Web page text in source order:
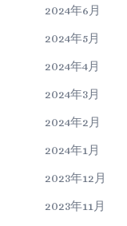
2024年6月
2024年5月
2024年4月
2024年3月
2024年2月
2024年1月
2023年12月
2023年11月